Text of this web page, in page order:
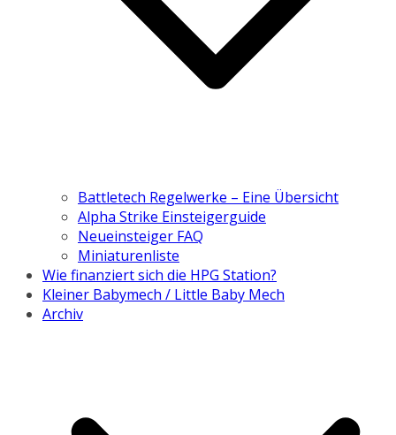
Battletech Regelwerke – Eine Übersicht
Alpha Strike Einsteigerguide
Neueinsteiger FAQ
Miniaturenliste
Wie finanziert sich die HPG Station?
Kleiner Babymech / Little Baby Mech
Archiv